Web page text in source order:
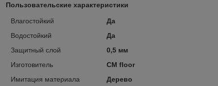
Пользовательские характеристики
Влагостойкий
Да
Водостойкий
Да
Защитный слой
0,5 мм
Изготовитель
CM floor
Имитация материала
Дерево